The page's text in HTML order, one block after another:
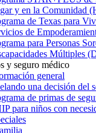
y en la Comunidad
de Texas para
de
para Personas
Múltiples
y seguro médico
general
una decisión del
de primas de
para niños con